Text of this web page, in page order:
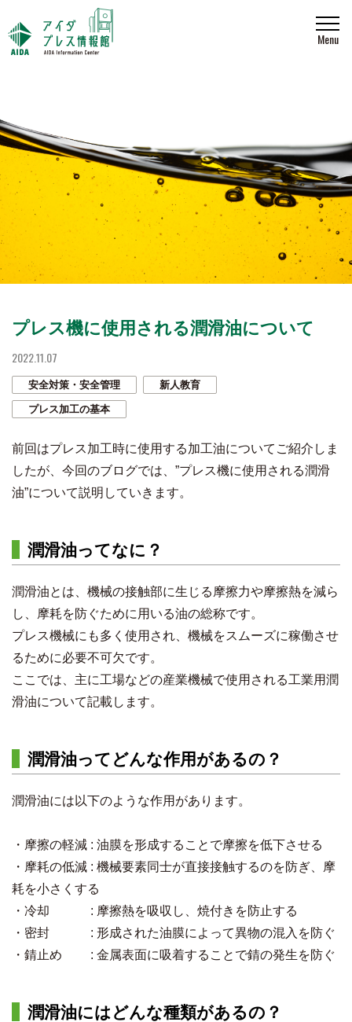
Menu
プレス機に使用される潤滑油について
2022.11.07
安全対策・安全管理 新人教育
プレス加工の基本
前回はプレス加工時に使用する加工油についてご紹介しま
したが、今回のブログでは、”プレス機に使用される潤滑
油”について説明していきます。
潤滑油ってなに？
潤滑油とは、機械の接触部に生じる摩擦力や摩擦熱を減ら
し、摩耗を防ぐために用いる油の総称です。
プレス機械にも多く使用され、機械をスムーズに稼働させ
るために必要不可欠です。
ここでは、主に工場などの産業機械で使用される工業用潤
滑油について記載します。
潤滑油ってどんな作用があるの？
潤滑油には以下のような作用があります。
・摩擦の軽減 : 油膜を形成することで摩擦を低下させる
・摩耗の低減 : 機械要素同士が直接接触するのを防ぎ、摩
耗を小さくする
・冷却 : 摩擦熱を吸収し、焼付きを防止する
・密封 : 形成された油膜によって異物の混入を防ぐ
・錆止め : 金属表面に吸着することで錆の発生を防ぐ
潤滑油にはどんな種類があるの？